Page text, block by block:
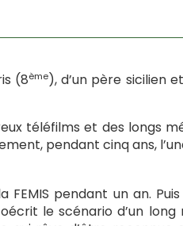
(8ème), d’un père sicilien
téléfilms et des longs
pendant cinq ans,
FEMIS pendant un an.
le scénario d’un